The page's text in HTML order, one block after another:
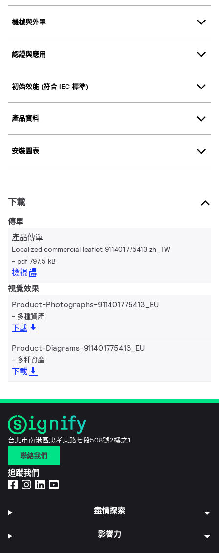
機械與外罩
認證與應用
初始效能 (符合 IEC 標準)
產品資料
安裝圖表
下載
傳單
產品傳單
Localized commercial leaflet 911401775413 zh_TW
pdf 797.5 kB
檢視
視覺效果
Product-Photographs-911401775413_EU
多種資產
下載
Product-Diagrams-911401775413_EU
多種資產
下載
台北市南港區忠孝東路七段508號2樓之1
聯絡我們
追蹤我們
盡情探索
影響力